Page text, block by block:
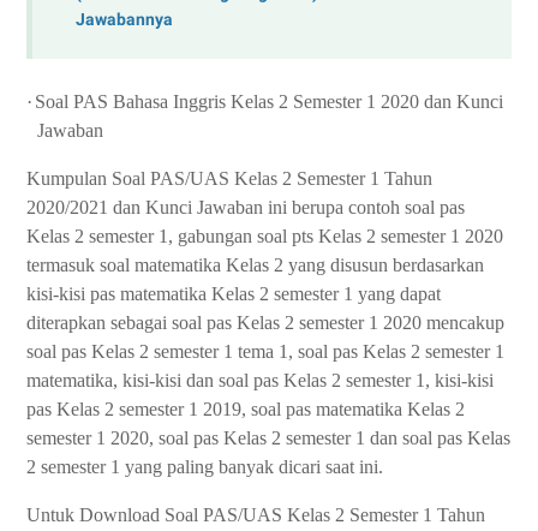
Jawabannya
· Soal PAS Bahasa Inggris Kelas 2 Semester 1 2020 dan Kunci
Jawaban
Kumpulan Soal PAS/UAS Kelas 2 Semester 1 Tahun
2020/2021 dan Kunci Jawaban ini berupa contoh soal pas
Kelas 2 semester 1, gabungan soal pts Kelas 2 semester 1 2020
termasuk soal matematika Kelas 2 yang disusun berdasarkan
kisi-kisi pas matematika Kelas 2 semester 1 yang dapat
diterapkan sebagai soal pas Kelas 2 semester 1 2020 mencakup
soal pas Kelas 2 semester 1 tema 1, soal pas Kelas 2 semester 1
matematika, kisi-kisi dan soal pas Kelas 2 semester 1, kisi-kisi
pas Kelas 2 semester 1 2019, soal pas matematika Kelas 2
semester 1 2020, soal pas Kelas 2 semester 1 dan soal pas Kelas
2 semester 1 yang paling banyak dicari saat ini.
Untuk Download Soal PAS/UAS Kelas 2 Semester 1 Tahun